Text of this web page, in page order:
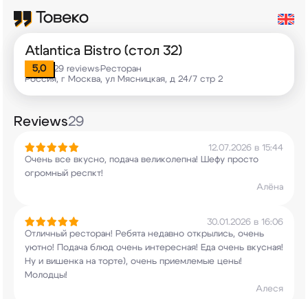
Atlantica Bistro (стол 32)
5,0 29 reviews•Ресторан
Россия, г Москва, ул Мясницкая, д 24/7 стр 2
Reviews29
12.07.2026 в 15:44
Очень все вкусно, подача великолепна! Шефу просто
огромный респкт!
Алёна
30.01.2026 в 16:06
Отличный ресторан! Ребята недавно открылись, очень
уютно! Подача блюд очень интересная! Еда очень вкусная!
Ну и вишенка на торте), очень приемлемые цены!
Молодцы!
Алеся